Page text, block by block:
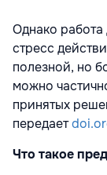
Однако работа
стресс
полезной, но
можно
принятых
передает
Что такое